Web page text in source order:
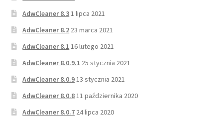
AdwCleaner 8.31 lipca 2021
AdwCleaner 8.2 23 marca 2021
AdwCleaner 8.1 16 lutego 2021
AdwCleaner 8.0.9.1 25 stycznia 2021
AdwCleaner 8.0.913 stycznia 2021
AdwCleaner 8.0.811 października 2020
AdwCleaner 8.0.7 24 lipca 2020